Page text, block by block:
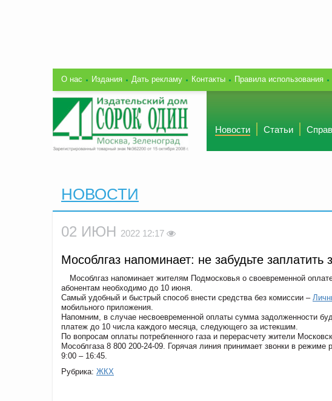
О нас Издания Дать рекламу Контакты Правила использования
Новости Статьи
НОВОСТИ
02 ИЮН 2022 12:17
Мособлгаз напоминает: не забудьте заплатить
Мособлгаз напоминает жителям Подмосковья о своевременной
абонентам необходимо до 10 июня.
Самый удобный и быстрый способ внести средства без комиссии ­–
мобильного приложения.
Напомним, в случае несвоевременной оплаты сумма задолженности
платеж до 10 числа каждого месяца, следующего за истекшим.
По вопросам оплаты потребленного газа и перерасчету жители
Мособлгаза 8 800 200-24-09. Горячая линия принимает звонки в
9:00 – 16:45.
Рубрика: ЖКХ